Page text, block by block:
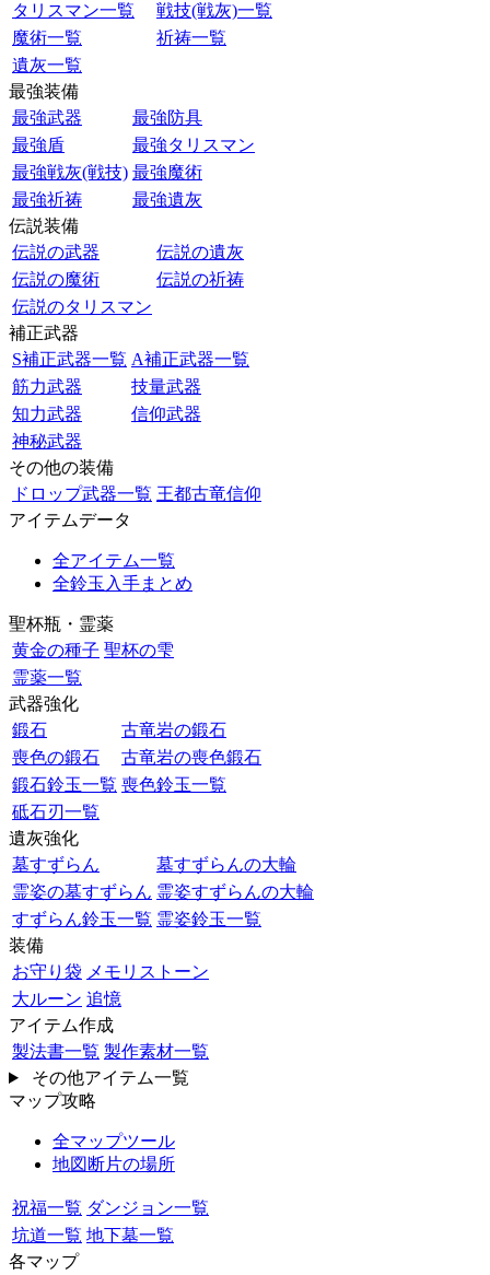
タリスマン一覧
戦技(戦灰)一覧
魔術一覧
祈祷一覧
遺灰一覧
最強装備
最強武器
最強防具
最強盾
最強タリスマン
最強戦灰(戦技) 最強魔術
最強祈祷
最強遺灰
伝説装備
伝説の武器
伝説の遺灰
伝説の魔術
伝説の祈祷
伝説のタリスマン
補正武器
S補正武器一覧 A補正武器一覧
筋力武器
技量武器
知力武器
信仰武器
神秘武器
その他の装備
ドロップ武器一覧 王都古竜信仰
アイテムデータ
全アイテム一覧
全鈴玉入手まとめ
聖杯瓶・霊薬
黄金の種子 聖杯の雫
霊薬一覧
武器強化
鍛石
古竜岩の鍛石
喪色の鍛石
古竜岩の喪色鍛石
鍛石鈴玉一覧 喪色鈴玉一覧
砥石刃一覧
遺灰強化
墓すずらん
墓すずらんの大輪
霊姿の墓すずらん 霊姿すずらんの大輪
すずらん鈴玉一覧 霊姿鈴玉一覧
装備
お守り袋 メモリストーン
大ルーン 追憶
アイテム作成
製法書一覧 製作素材一覧
その他アイテム一覧
マップ攻略
全マップツール
地図断片の場所
祝福一覧 ダンジョン一覧
坑道一覧 地下墓一覧
各マップ